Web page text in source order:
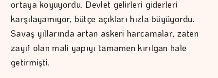
ortaya koyuyordu. Devlet gelirleri giderleri
karşılayamıyor, bütçe açıkları hızla büyüyordu.
Savaş yıllarında artan askeri harcamalar, zaten
zayıf olan mali yapıyı tamamen kırılgan hale
getirmişti.